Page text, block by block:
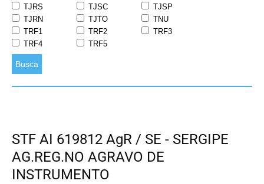
TJRS
TJSC
TJSP
TJRN
TJTO
TNU
TRF1
TRF2
TRF3
TRF4
TRF5
Busca
STF AI 619812 AgR / SE - SERGIPE
AG.REG.NO AGRAVO DE
INSTRUMENTO